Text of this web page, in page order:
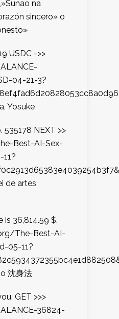
na
sincero» o
USDC ->>
04-21-3?
Yosuke
535178 NEXT >>
Best-AI-Sex-
de artes
is 36,814.59 $.
The-Best-AI-
05-11?
沈身法
GET >>>
36824-